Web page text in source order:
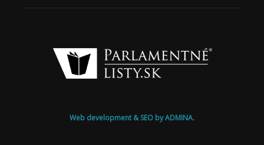
Web development & SEO by ADMINA.